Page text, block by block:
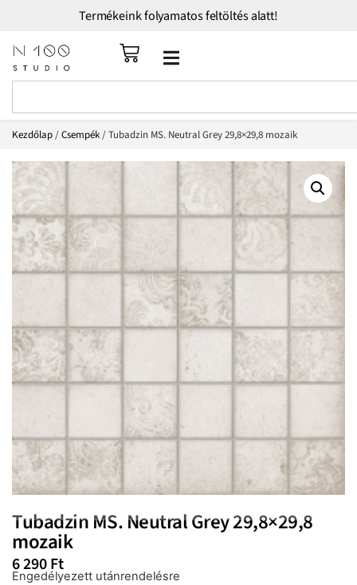
Termékeink folyamatos feltöltés alatt!
Kezdőlap/Csempék/ Tubadzin MS. Neutral Grey 29,8×29,8 mozaik
Tubadzin MS. Neutral Grey 29,8×29,8
mozaik
6 290Ft
Engedélyezett utánrendelésre